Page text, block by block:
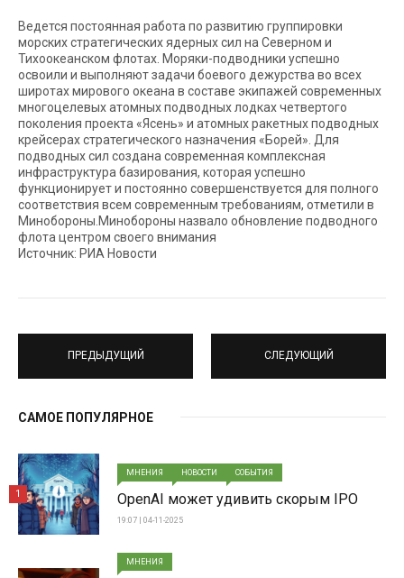
Ведется постоянная работа по развитию группировки
морских стратегических ядерных сил на Северном и
Тихоокеанском флотах. Моряки-подводники успешно
освоили и выполняют задачи боевого дежурства во всех
широтах мирового океана в составе экипажей современных
многоцелевых атомных подводных лодках четвертого
поколения проекта «Ясень» и атомных ракетных подводных
крейсерах стратегического назначения «Борей». Для
подводных сил создана современная комплексная
инфраструктура базирования, которая успешно
функционирует и постоянно совершенствуется для полного
соответствия всем современным требованиям, отметили в
Минобороны.Минобороны назвало обновление подводного
флота центром своего внимания
Источник: РИА Новости
ПРЕДЫДУЩИЙ СЛЕДУЮЩИЙ
САМОЕ ПОПУЛЯРНОЕ
МНЕНИЯ НОВОСТИ СОБЫТИЯ
OpenAI может удивить скорым IPO
19:07 | 04-11-2025
1
МНЕНИЯ